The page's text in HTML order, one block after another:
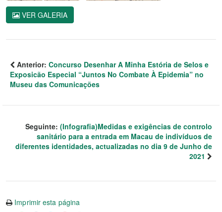
VER GALERIA
Anterior: Concurso Desenhar A Minha Estória de Selos e
Exposicão Especial “Juntos No Combate À Epidemia” no
Museu das Comunicações
Seguinte: (Infografia)Medidas e exigências de controlo
sanitário para a entrada em Macau de indivíduos de
diferentes identidades, actualizadas no dia 9 de Junho de
2021
Imprimir esta página